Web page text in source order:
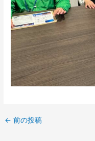
← 前の投稿